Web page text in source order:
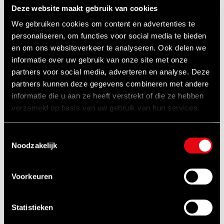
Deze website maakt gebruik van cookies
We gebruiken cookies om content en advertenties te
personaliseren, om functies voor social media te bieden
en om ons websiteverkeer te analyseren. Ook delen we
informatie over uw gebruik van onze site met onze
partners voor social media, adverteren en analyse. Deze
partners kunnen deze gegevens combineren met andere
informatie die u aan ze heeft verstrekt of die ze hebben
verzameld op basis van uw gebruik van hun services.
Noodzakelijk
Voorkeuren
Statistieken
Soms is het simpelweg geen optie om zwaar
defensiematerieel naar een werkplaats te
vervoeren. On-site machining oplossingen
van Climax Portable Machine Tools maken het
mogelijk om verspanende bewerkingen uit te
voeren op locatie, zoals het uitlijnen of
herstellen van flenzen, assen en
lagerzittingen. Dit voorkomt langdurige
stilstand en verhoogt de beschikbaarheid van
essentieel materieel. NOVUS Special Tools
levert niet alleen deze machines, maar biedt
ook technische ondersteuning en training voor